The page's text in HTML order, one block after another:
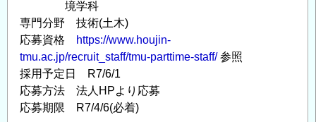
案
内
『日
本
イ
ン
境学科
専門分野 技術(土木)
応募資格
https://www.houjin-
tmu.ac.jp/recruit_staff/tmu-parttime-staff/参照
採用予定日 R7/6/1
応募方法 法人HPより応募
応募期限 R7/4/6(必着)